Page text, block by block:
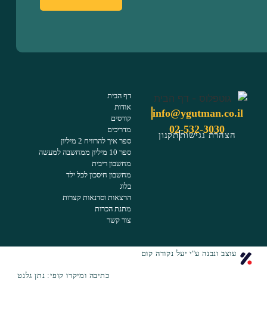
info@ygutman.co.il
02-532-3030
הצהרת נגישותתקנון
דף הבית
אודות
קורסים
ספר איך להרוויח 2 מיליון
מחשבון ריבית
מחשבון חיסכון לכל ילד
הרצאות וסדנאות קצרות
מתנת הכרות
צור קשר
עוצב ונבנה ע"י יעל נקודה קום
כתיבה ומיקרו קופי: נתן גלנט